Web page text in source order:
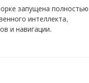
запущена полностью
интеллекта,
и навигации.